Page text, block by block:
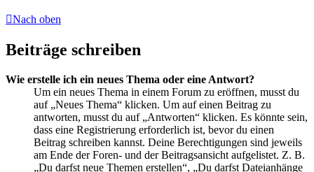
Nach oben
Beiträge schreiben
Wie erstelle ich ein neues Thema oder eine Antwort?
Um ein neues Thema in einem Forum zu eröffnen, musst du
auf „Neues Thema“ klicken. Um auf einen Beitrag zu
antworten, musst du auf „Antworten“ klicken. Es könnte sein,
dass eine Registrierung erforderlich ist, bevor du einen
Beitrag schreiben kannst. Deine Berechtigungen sind jeweils
am Ende der Foren- und der Beitragsansicht aufgelistet. Z. B.
„Du darfst neue Themen erstellen“, „Du darfst Dateianhänge